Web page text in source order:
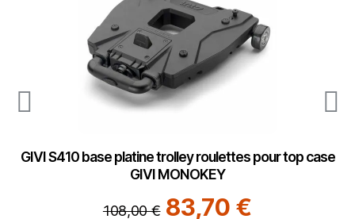
GIVI S410 base platine trolley roulettes pour top case
GIVI MONOKEY
108,00 € 83,70 €